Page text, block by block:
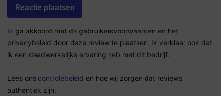
Ik ga akkoord met de gebruikersvoorwaarden en het
privacybeleid door deze review te plaatsen. Ik verklaar ook dat
ik een daadwerkelijke ervaring heb met dit bedrijf.
Lees ons controlebeleid en hoe wij zorgen dat reviews
authentiek zijn.